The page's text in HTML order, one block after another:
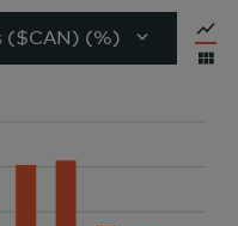
($CAN) (%)